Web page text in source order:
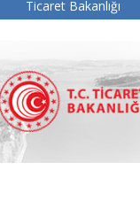
Ticaret Bakanlığı